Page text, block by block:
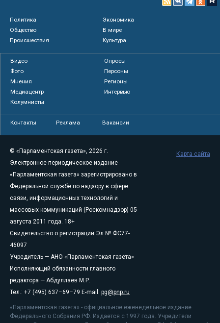
Политика
Экономика
Общество
В мире
Происшествия
Культура
Видео
Опросы
Фото
Персоны
Мнения
Регионы
Медиацентр
Интервью
Колумнисты
Контакты Реклама Вакансии
© «Парламентская газета», 2026 г.
Электронное периодическое издание
«Парламентская газета» зарегистрировано в
Федеральной службе по надзору в сфере
связи, информационных технологий и
массовых коммуникаций (Роскомнадзор) 05
августа 2011 года. 18+
Свидетельство о регистрации Эл № ФС77-
46097
Учредитель — АНО «Парламентская газета»
Исполняющий обязанности главного
редактора — Абдуллаев М.Р.
Тел.: +7 (495) 637–69–79 E-mail: pg@pnp.ru
«Парламентская газета» - официальное еженедельное издание
Федерального Собрания РФ. Издается с 1997 года. Учредители
Карта сайта